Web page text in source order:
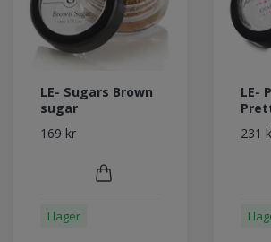
LE- Sugars Brown
sugar
169 kr
I lager
LE-
231
I